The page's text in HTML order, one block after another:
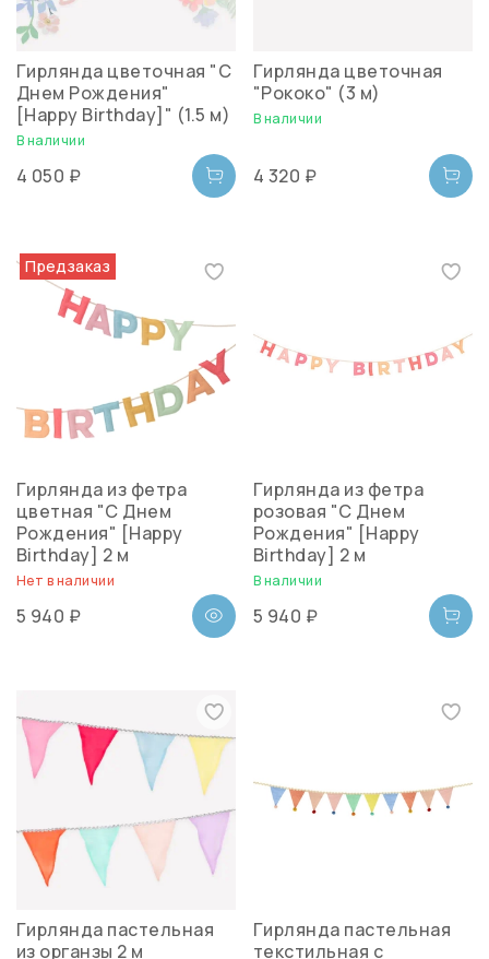
Гирлянда цветочная "С
Днем Рождения"
[Happy Birthday]" (1.5 м)
В наличии
4 050 ₽
Гирлянда цветочная
"Рококо" (3 м)
В наличии
4 320 ₽
Предзаказ
Гирлянда из фетра
цветная "С Днем
Рождения" [Happy
Birthday] 2 м
Нет в наличии
5 940 ₽
Гирлянда из фетра
розовая "С Днем
Рождения" [Happy
Birthday] 2 м
В наличии
5 940 ₽
Гирлянда пастельная
из органзы 2 м
Гирлянда пастельная
текстильная с